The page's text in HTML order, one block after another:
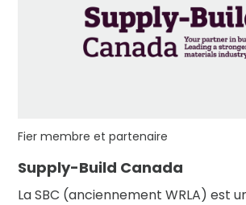
Fier membre et partenaire
Supply-Build Canada
La SBC (anciennement WRLA) est